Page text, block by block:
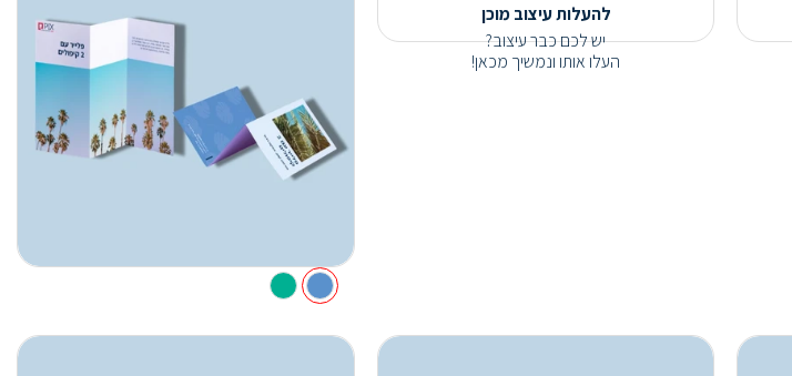
להעלות עיצוב מוכן
יש לכם כבר עיצוב?
העלו אותו ונמשיך מכאן!